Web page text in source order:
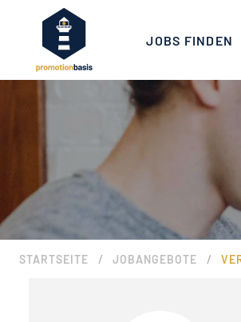
JOBS FINDEN
STARTSEITE / JOBANGEBOTE /